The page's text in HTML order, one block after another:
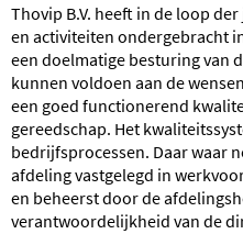
Thovip B.V. heeft in de loop
en activiteiten ondergebracht
een doelmatige besturing van
kunnen voldoen aan de
een goed functionerend
gereedschap. Het
bedrijfsprocessen. Daar waar
afdeling vastgelegd in
en beheerst door de
verantwoordelijkheid van de